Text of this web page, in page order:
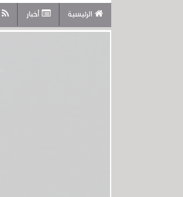
الرئيسية أخبار